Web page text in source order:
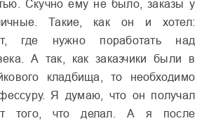
Скучно ему не было, заказы у
Такие, как он и хотел:
где нужно поработать над
А так, как заказчики были в
кладбища, то необходимо
Я думаю, что он получал
от того, что делал. А я после